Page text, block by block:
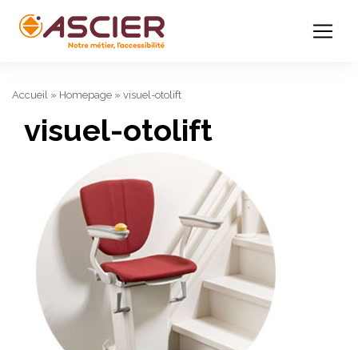
Accueil » Homepage » visuel-otolift
visuel-otolift